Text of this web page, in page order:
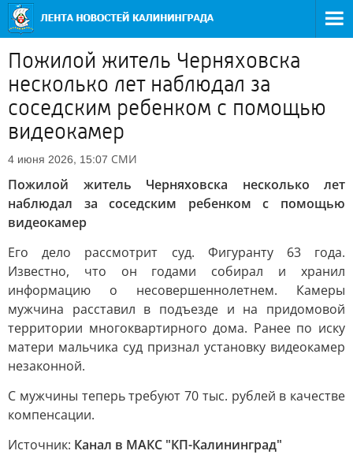
Пожилой житель Черняховска
несколько лет наблюдал за
соседским ребенком с помощью
видеокамер
4 июня 2026, 15:07 СМИ
Пожилой житель Черняховска несколько лет
наблюдал за соседским ребенком с помощью
видеокамер
Его дело рассмотрит суд. Фигуранту 63 года.
Известно, что он годами собирал и хранил
информацию о несовершеннолетнем. Камеры
мужчина расставил в подъезде и на придомовой
территории многоквартирного дома. Ранее по иску
матери мальчика суд признал установку видеокамер
незаконной.
С мужчины теперь требуют 70 тыс. рублей в качестве
компенсации.
Источник: Канал в МАКС "КП-Калининград"